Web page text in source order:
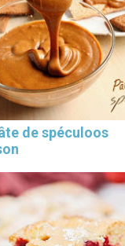
de spéculoos
×